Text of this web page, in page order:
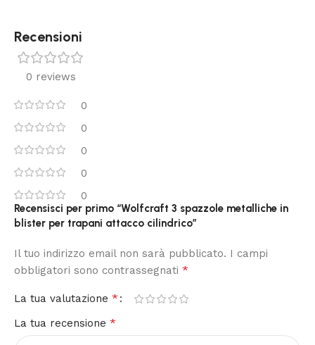
Recensioni
0 reviews
0
0
0
0
0
Recensisci per primo “Wolfcraft 3 spazzole metalliche in
blister per trapani attacco cilindrico”
Il tuo indirizzo email non sarà pubblicato. I campi
obbligatori sono contrassegnati *
La tua valutazione *
La tua recensione *